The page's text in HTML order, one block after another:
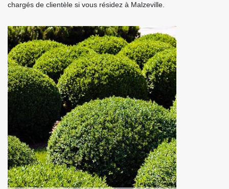
chargés de clientèle si vous résidez à Malzeville.